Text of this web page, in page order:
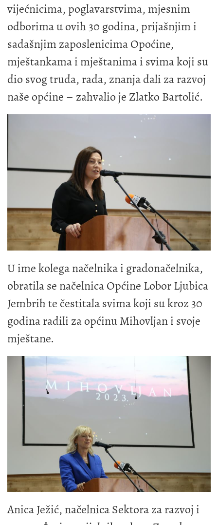
vijećnicima, poglavarstvima, mjesnim
odborima u ovih 30 godina, prijašnjim i
sadašnjim zaposlenicima Opoćine,
mještankama i mještanima i svima koji su
dio svog truda, rada, znanja dali za razvoj
naše općine – zahvalio je Zlatko Bartolić.
U ime kolega načelnika i gradonačelnika,
obratila se načelnica Općine Lobor Ljubica
Jembrih te čestitala svima koji su kroz 30
godina radili za općinu Mihovljan i svoje
mještane.
Anica Ježić, načelnica Sektora za razvoj i